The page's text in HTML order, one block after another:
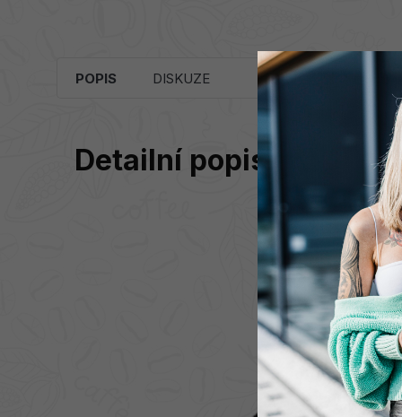
POPIS DISKUZE
Detailní popis produktu